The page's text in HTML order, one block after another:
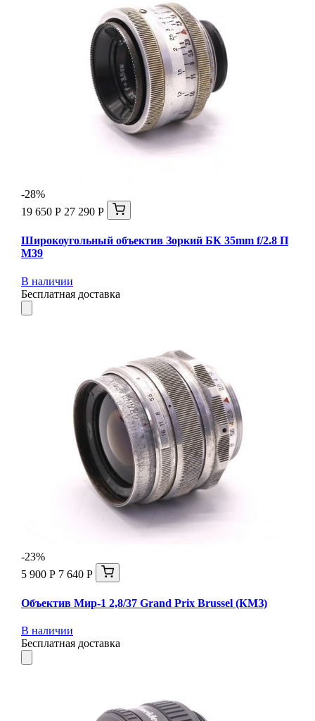
-28%
19 650 Р 27 290 Р
Широкоугольный объектив Зоркий БК 35mm f/2.8 П
М39
В наличии
Бесплатная доставка
-23%
5 900 Р 7 640 Р
Объектив Мир-1 2,8/37 Grand Prix Brussel (КМЗ)
В наличии
Бесплатная доставка